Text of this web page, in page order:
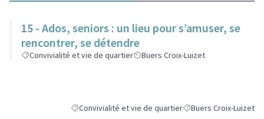
15 - Ados, seniors : un lieu pour s’amuser, se
rencontrer, se détendre
Convivialité et vie de quartier Buers Croix-Luizet
Filtrer les résultats de la catégorie : Convivialité et vie
Convivialité et vie de quartierFiltrer les résultats
Buers Croix-Luizet